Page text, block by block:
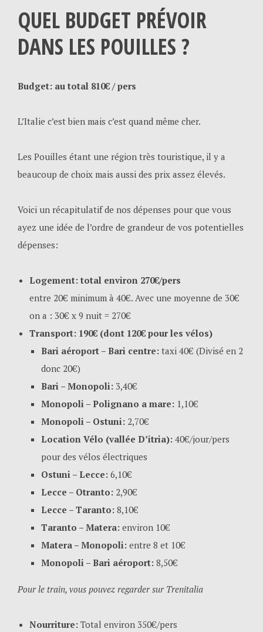
QUEL BUDGET PRÉVOIR
DANS LES POUILLES ?
Budget: au total 810€ / pers
L’Italie c’est bien mais c’est quand même cher.
Les Pouilles étant une région très touristique, il y a
beaucoup de choix mais aussi des prix assez élevés.
Voici un récapitulatif de nos dépenses pour que vous
ayez une idée de l’ordre de grandeur de vos potentielles
dépenses:
Logement: total environ 270€/pers
entre 20€ minimum à 40€. Avec une moyenne de 30€
on a : 30€ x 9 nuit = 270€
Transport: 190€ (dont 120€ pour les vélos)
Bari aéroport – Bari centre: taxi 40€ (Divisé en 2
donc 20€)
Bari – Monopoli: 3,40€
Monopoli – Polignano a mare: 1,10€
Monopoli – Ostuni: 2,70€
Location Vélo (vallée D’itria): 40€/jour/pers
pour des vélos électriques
Ostuni – Lecce: 6,10€
Lecce – Otranto: 2,90€
Lecce – Taranto: 8,10€
Taranto – Matera: environ 10€
Matera – Monopoli: entre 8 et 10€
Monopoli – Bari aéroport:8,50€
Pour le train, vous pouvez regarder sur Trenitalia
Nourriture: Total environ 350€/pers